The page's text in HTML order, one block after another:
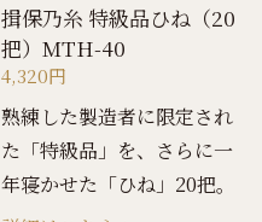
揖保乃糸 特級品ひね（20
把）MTH-40
4,320円
熟練した製造者に限定され
た「特級品」を、さらに一
年寝かせた「ひね」20把。